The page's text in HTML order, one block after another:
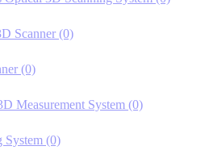
Scanner (0)
(0)
Measurement System (0)
System (0)